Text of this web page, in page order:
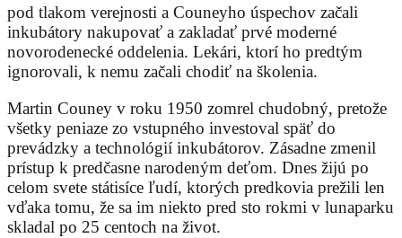
pod tlakom verejnosti a Couneyho úspechov začali
inkubátory nakupovať a zakladať prvé moderné
novorodenecké oddelenia. Lekári, ktorí ho predtým
ignorovali, k nemu začali chodiť na školenia.
Martin Couney v roku 1950 zomrel chudobný, pretože
všetky peniaze zo vstupného investoval späť do
prevádzky a technológií inkubátorov. Zásadne zmenil
prístup k predčasne narodeným deťom. Dnes žijú po
celom svete státisíce ľudí, ktorých predkovia prežili len
vďaka tomu, že sa im niekto pred sto rokmi v lunaparku
skladal po 25 centoch na život.